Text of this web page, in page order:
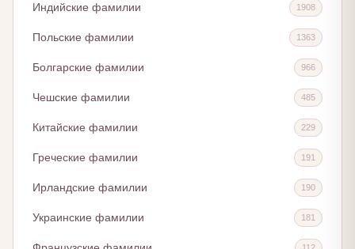
Индийские фамилии 1908
Польские фамилии 1363
Болгарские фамилии 966
Чешские фамилии 485
Китайские фамилии 229
Греческие фамилии 191
Ирландские фамилии 190
Украинские фамилии 181